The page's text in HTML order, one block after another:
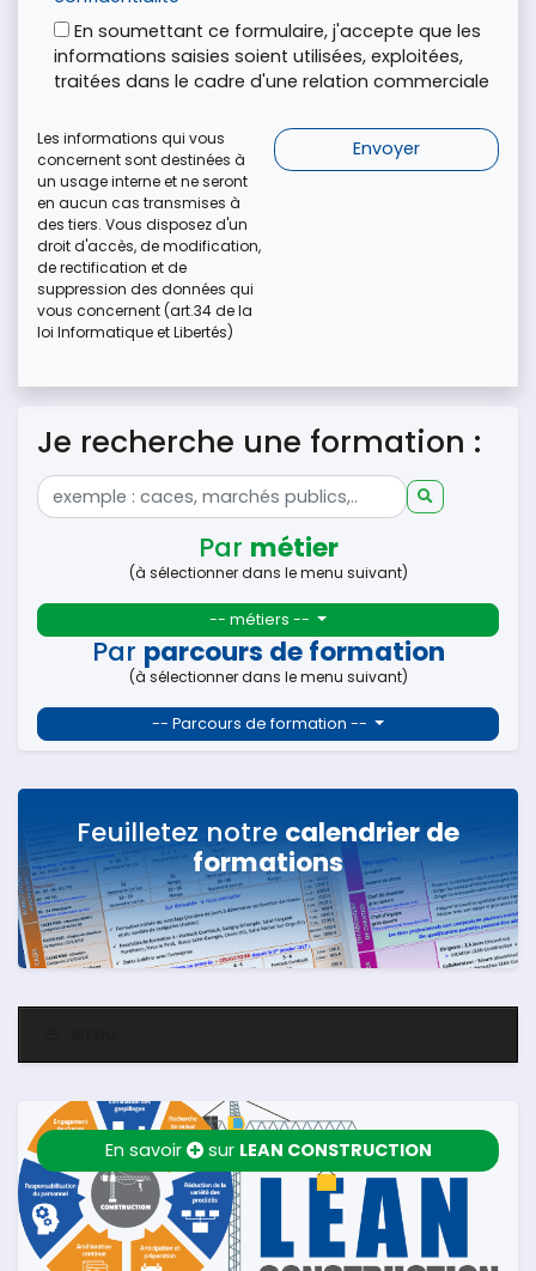
Je recherche une formation :
Par métier
(à sélectionner dans le menu suivant)
-- métiers --
Par parcours de formation
(à sélectionner dans le menu suivant)
-- Parcours de formation --
Feuilletez notre calendrier de
formations
En savoir sur LEAN CONSTRUCTION
En soumettant ce formulaire, j'accepte que les
informations saisies soient utilisées, exploitées,
traitées dans le cadre d'une relation commerciale
Les informations qui vous
concernent sont destinées à
un usage interne et ne seront
en aucun cas transmises à
des tiers. Vous disposez d'un
droit d'accès, de modification,
de rectification et de
suppression des données qui
vous concernent (art.34 de la
loi Informatique et Libertés)